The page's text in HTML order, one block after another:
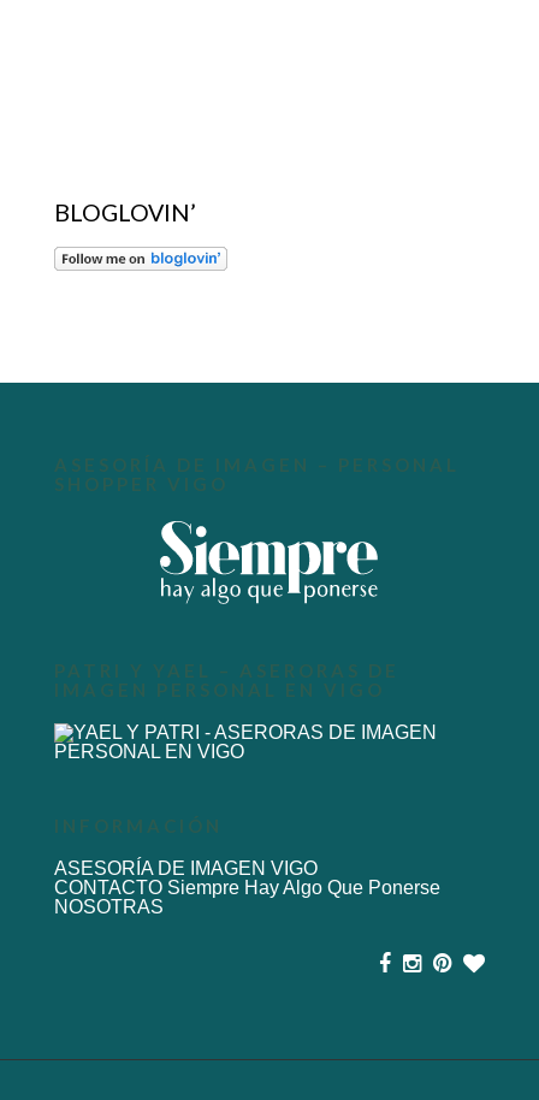
BLOGLOVIN’
ASESORÍA DE IMAGEN – PERSONAL
SHOPPER VIGO
PATRI Y YAEL – ASERORAS DE
IMAGEN PERSONAL EN VIGO
INFORMACIÓN
ASESORÍA DE IMAGEN VIGO
CONTACTO Siempre Hay Algo Que Ponerse
NOSOTRAS